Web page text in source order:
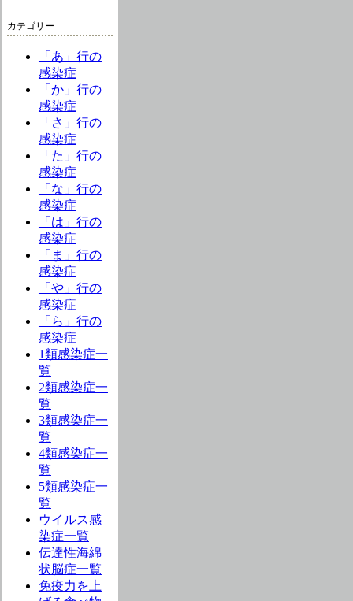
カテゴリー
「あ」行の
感染症
「か」行の
感染症
「さ」行の
感染症
「た」行の
感染症
「な」行の
感染症
「は」行の
感染症
「ま」行の
感染症
「や」行の
感染症
「ら」行の
感染症
1類感染症一
覧
2類感染症一
覧
3類感染症一
覧
4類感染症一
覧
5類感染症一
覧
ウイルス感
染症一覧
伝達性海綿
状脳症一覧
免疫力を上